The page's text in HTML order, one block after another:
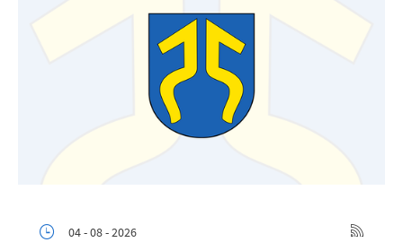
04 - 08 - 2026